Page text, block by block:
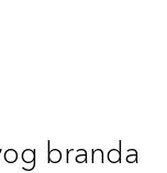
branda